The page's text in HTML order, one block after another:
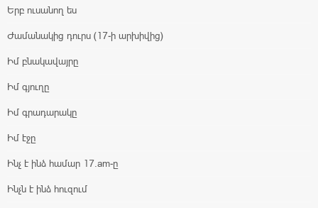
Երբ ուսանող ես
Ժամանակից դուրս (17-ի արխիվից)
Իմ բնակավայրը
Իմ գյուղը
Իմ գրադարակը
Իմ էջը
Ինչ է ինձ համար 17.am-ը
Ինչն է ինձ հուզում